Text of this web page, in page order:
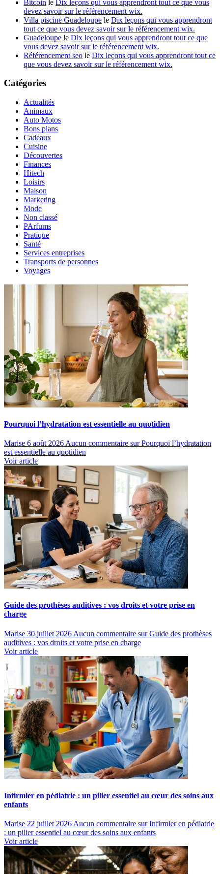
Bitcoin le Dix leçons qui vous apprendront tout ce que vous
devez savoir sur le référencement wix.
Villa piscine Guadeloupe le Dix leçons qui vous apprendront
tout ce que vous devez savoir sur le référencement wix.
Guadeloupe le Dix leçons qui vous apprendront tout ce que
vous devez savoir sur le référencement wix.
Référencement seo le Dix leçons qui vous apprendront tout ce
que vous devez savoir sur le référencement wix.
Catégories
Actualités
Animaux
Auto Motos
Bons plans
Cadeaux
Cuisine
Découvertes
Finances
Hitech
Loisirs
Maison
Marketing
Mode
Non classé
PArfums
Pratique
Santé
Services entreprises
Transports de personnes
Voyages
Pourquoi l’hydratation est essentielle au quotidien
Marise 6 août 2026 Aucun commentaire sur Pourquoi l’hydratation
est essentielle au quotidien
Voir article
Guide des prothèses auditives : vos droits et votre prise en
charge
Marise 30 juillet 2026 Aucun commentaire sur Guide des prothèses
auditives : vos droits et votre prise en charge
Voir article
Infirmier en pédiatrie : un pilier essentiel au cœur des soins aux
enfants
Marise 22 juillet 2026 Aucun commentaire sur Infirmier en pédiatrie
: un pilier essentiel au cœur des soins aux enfants
Voir article